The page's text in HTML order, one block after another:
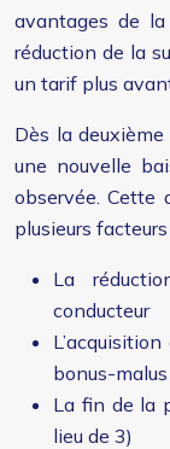
avantages de la
réduction de la
un tarif plus
Dès la deuxième
une nouvelle
observée. Cette
plusieurs facteurs
La
conducteur
bonus-malus
La fin de la
lieu de 3)